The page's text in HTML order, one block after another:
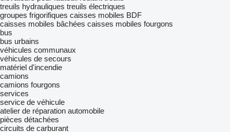
treuils hydrauliques treuils électriques
groupes frigorifiques caisses mobiles BDF
caisses mobiles bâchées caisses mobiles fourgons
bus
bus urbains
véhicules communaux
véhicules de secours
matériel d'incendie
camions
camions fourgons
services
service de véhicule
atelier de réparation automobile
pièces détachées
circuits de carburant